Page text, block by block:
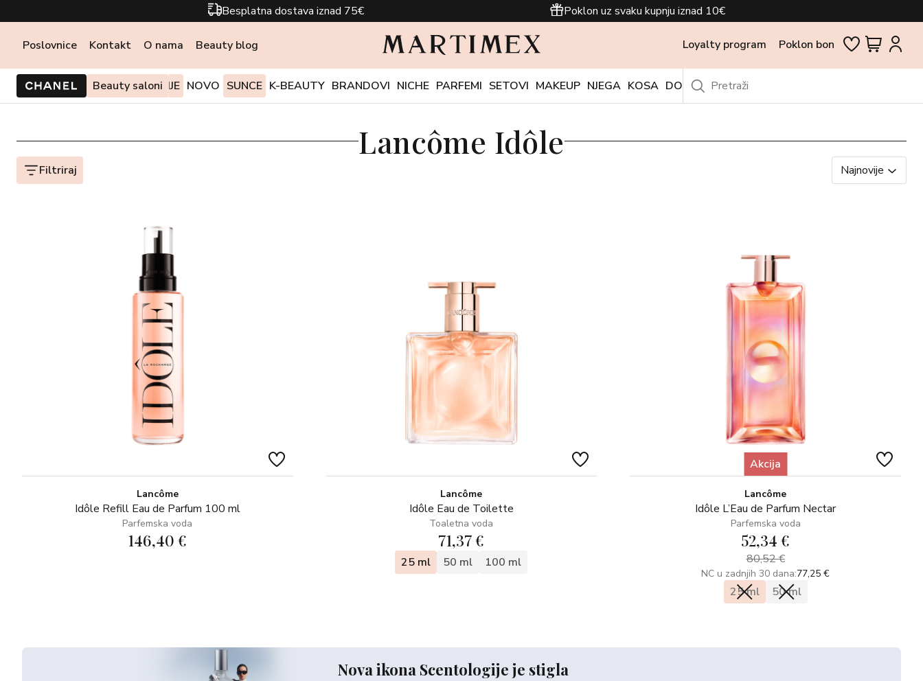
Besplatna dostava iznad 75€ Poklon uz svaku kupnju iznad 10€
Poslovnice Kontakt O nama Beauty blog Loyalty program Poklon bon
Beauty saloni
PONUDE I AKCIJE NOVO SUNCE K-BEAUTY BRANDOVI NICHE PARFEMI SETOVI MAKEUP NJEGA KOSA DODACI OUTLET
Lancôme Idôle
Filtriraj Najnovije
Lancôme
Idôle Refill Eau de Parfum 100 ml
Parfemska voda
146,40 €
Lancôme
Idôle Eau de Toilette
Toaletna voda
71,37 €
25 ml 50 ml 100 ml
Nova ikona Scentologije je stigla
Akcija
Lancôme
Idôle L’Eau de Parfum Nectar
Parfemska voda
52,34 €
80,52 €
NC u zadnjih 30 dana:77,25 €
25 ml 50 ml